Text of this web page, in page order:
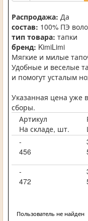
Распродажа: Да
состав: 100% ПЭ
тип товара: тапки
бренд: KimiLimi
Мягкие и милые
Удобные и веселые
и помогут усталым
Указанная цена уже
сборы.
Артикул
На складе, шт.
-
456
-
472
Пользователь не найден